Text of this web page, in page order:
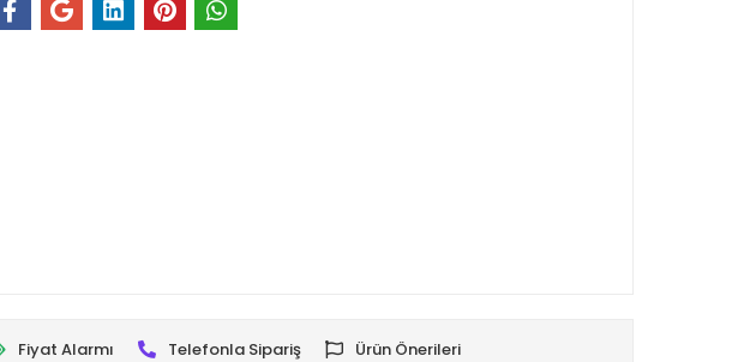
Fiyat Alarmı Telefonla Sipariş Ürün Önerileri